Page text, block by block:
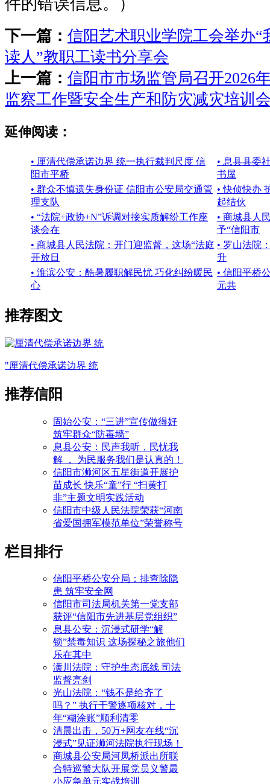
下一篇： 信阳艺术职业学院工会举办“
读人”教职工读书分享会
上一篇： 信阳市市场监管局召开2026
监察工作暨安全生产和防灾减灾培训
延伸阅读：
• 厘清代偿承诺边界 统一执行裁判尺度 信
阳市平桥
• 息县县委
书屋
• 群众不慎遗失身份证 信阳市公安局交通管
理支队
• 快侦快办
起结伙
• “法院+政协+N”诉调对接实质解纷工作座
谈会在
• 商城县人
予“信阳市
• 商城县人民法院：开门迎监督，这场“法庭
开放日
• 罗山法院
升
• 淮滨公安：酷暑履职解民忧 巧化纠纷暖民
心
• 信阳平桥
元共
推荐图文
"厘清代偿承诺边界 统
推荐信阳
固始公安：“三进”宣传做得好
筑牢群众“防毒墙”
息县公安：民声我听，民忧我
解 ， 为民服务我们是认真的！
信阳市浉河区五星街道开展护
苗成长 快乐“童”行 “扫黄打
非”主题文明实践活动
信阳市中级人民法院荣获“河南
省爱国拥军模范单位”荣誉称号
栏目排行
信阳平桥公安分局：排查除隐
患 筑牢安全网
信阳市司法局机关第一党支部
获评“信阳市先进基层党组织”
息县公安：沉浸式研学“解
锁”禁毒知识 这场探秘之旅他们
乐在其中
潢川法院：守护生态底线 司法
监督亮剑
光山法院：“钱不是给齐了
吗？” 执行干警逐项核对，十
年“糊涂账”顺利清零
清晨出击，50万+网友在线“沉
浸式”见证浉河法院执行现场！
商城县公安局河凤桥派出所联
合特巡警大队开展党员义警最
小应急单元实战培训